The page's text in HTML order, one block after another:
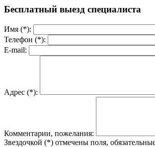
Бесплатный выезд специалиста
Имя (*):
Телефон (*):
E-mail:
Адрес (*):
Комментарии, пожелания:
Звездочкой (*) отмечены поля,